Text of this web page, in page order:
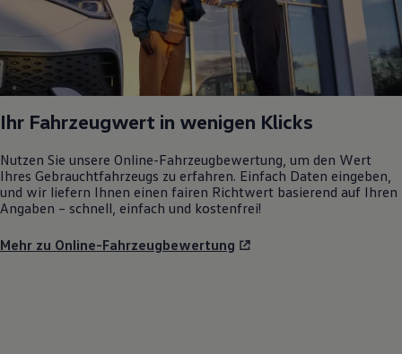
Ihr Fahrzeugwert in wenigen Klicks
Nutzen Sie unsere Online-Fahrzeugbewertung, um den Wert
Ihres Gebrauchtfahrzeugs zu erfahren. Einfach Daten eingeben,
und wir liefern Ihnen einen fairen Richtwert basierend auf Ihren
Angaben – schnell, einfach und kostenfrei!
Mehr zu Online-Fahrzeugbewertung